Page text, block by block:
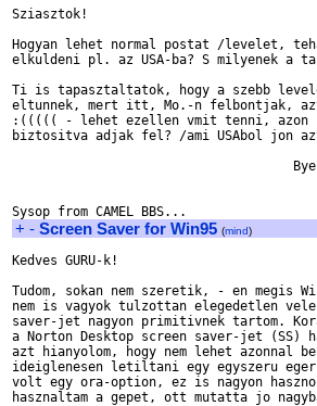
Sziasztok!
Hogyan lehet normal postat /levelet,
elkuldeni pl. az USA-ba? S milyenek a
Ti is tapasztaltatok, hogy a szebb
eltunnek, mert itt, Mo.-n felbontjak,
:((((( - lehet ezellen vmit tenni, azon
biztositva adjak fel? /ami USAbol jon
+ - Screen Saver for Win95 (mind)
Kedves GURU-k!
Tudom, sokan nem szeretik, - en megis
nem is vagyok tulzottan elegedetlen
saver-jet nagyon primitivnek tartom.
a Norton Desktop screen saver-jet (SS)
azt hianyolom, hogy nem lehet
ideiglenesen letiltani egy egyszeru
volt egy ora-option, ez is nagyon
hasznaltam a gepet, ott mutatta jo